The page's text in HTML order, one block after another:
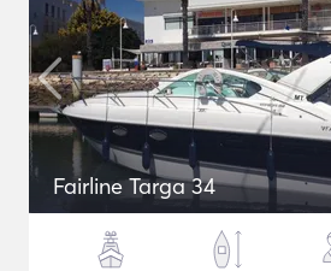
Fairline Targa 34